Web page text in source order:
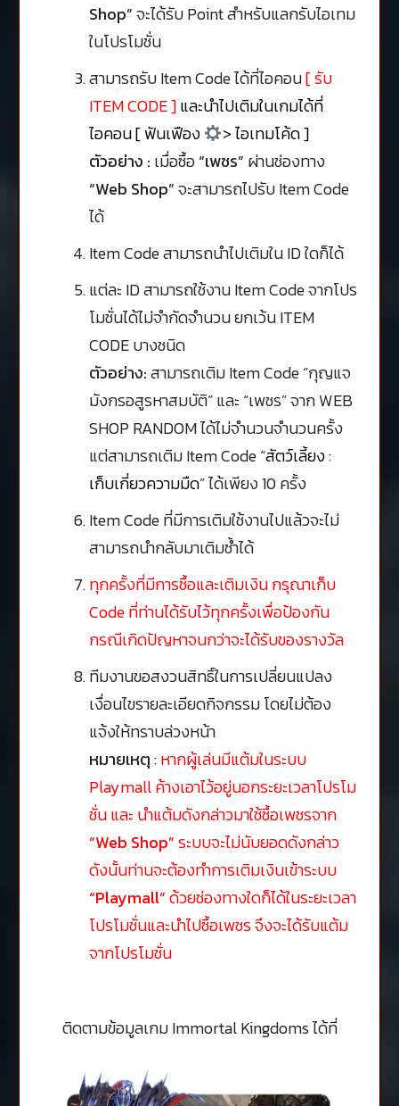
Shop”จะได้รับ Point สำหรับแลกรับไอเทม
ในโปรโมชั่น
สามารถรับ Item Code ได้ที่ไอคอน[ รับ
ITEM CODE ]และนำไปเติมในเกมได้ที่
ไอคอน [ ฟันเฟือง
> ไอเทมโค้ด ]
ตัวอย่าง : เมื่อซื้อ“เพชร” ผ่านช่องทาง
“Web Shop”จะสามารถไปรับ Item Code
ได้
Item Code สามารถนำไปเติมใน ID ใดก็ได้
แต่ละ ID สามารถใช้งาน Item Code จากโปร
โมชั่นได้ไม่จำกัดจำนวน ยกเว้น ITEM
CODE บางชนิด
ตัวอย่าง:สามารถเติม Item Code “กุญแจ
มังกรอสูรหาสมบัติ” และ “เพชร” จาก WEB
SHOP RANDOM ได้ไม่จำนวนจำนวนครั้ง
แต่สามารถเติม Item Code “สัตว์เลี้ยง :
เก็บเกี่ยวความมืด” ได้เพียง 10 ครั้ง
Item Code ที่มีการเติมใช้งานไปแล้วจะไม่
สามารถนำกลับมาเติมซ้ำได้
ทุกครั้งที่มีการซื้อและเติมเงิน กรุณาเก็บ
Code ที่ท่านได้รับไว้ทุกครั้งเพื่อป้องกัน
กรณีเกิดปัญหาจนกว่าจะได้รับของรางวัล
ทีมงานขอสงวนสิทธิ์ในการเปลี่ยนแปลง
เงื่อนไขรายละเอียดกิจกรรม โดยไม่ต้อง
แจ้งให้ทราบล่วงหน้า
หมายเหตุ:หากผู้เล่นมีแต้มในระบบ
Playmall ค้างเอาไว้อยู่นอกระยะเวลาโปรโม
ชั่น และ นำแต้มดังกล่าวมาใช้ซื้อเพชรจาก
“Web Shop”ระบบจะไม่นับยอดดังกล่าว
ดังนั้นท่านจะต้องทำการเติมเงินเข้าระบบ
“Playmall”ด้วยช่องทางใดก็ได้ในระยะเวลา
โปรโมชั่นและนำไปซื้อเพชร จึงจะได้รับแต้ม
จากโปรโมชั่น
ติดตามข้อมูลเกม Immortal Kingdoms ได้ที่